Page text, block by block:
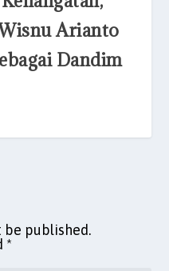
Arianto
Dandim
be published.
*